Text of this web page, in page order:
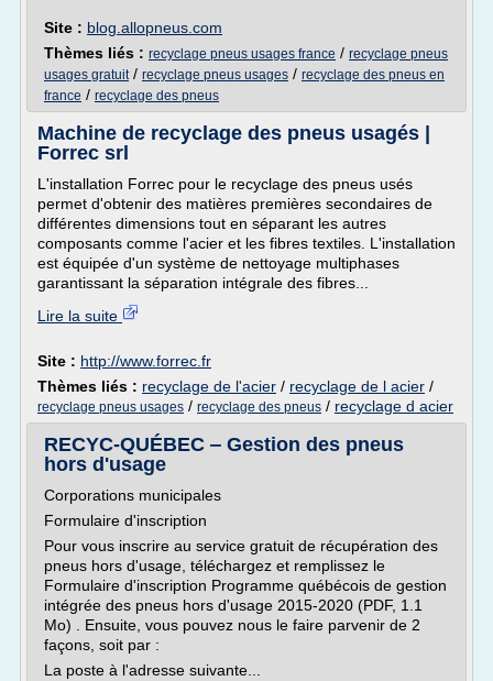
Site : blog.allopneus.com
Thèmes liés : recyclage pneus usages france / recyclage pneus
usages gratuit/ recyclage pneus usages / recyclage des pneus en
france / recyclage des pneus
Machine de recyclage des pneus usagés |
Forrec srl
L'installation Forrec pour le recyclage des pneus usés
permet d'obtenir des matières premières secondaires de
différentes dimensions tout en séparant les autres
composants comme l'acier et les fibres textiles. L'installation
est équipée d'un système de nettoyage multiphases
garantissant la séparation intégrale des fibres...
Lire la suite
Site : http://www.forrec.fr
Thèmes liés : recyclage de l'acier / recyclage de l acier /
recyclage pneus usages / recyclage des pneus / recyclage d acier
RECYC-QUÉBEC ‒ Gestion des pneus
hors d'usage
Corporations municipales
Formulaire d'inscription
Pour vous inscrire au service gratuit de récupération des
pneus hors d'usage, téléchargez et remplissez le
Formulaire d'inscription Programme québécois de gestion
intégrée des pneus hors d'usage 2015-2020 (PDF, 1.1
Mo) . Ensuite, vous pouvez nous le faire parvenir de 2
façons, soit par :
La poste à l'adresse suivante...